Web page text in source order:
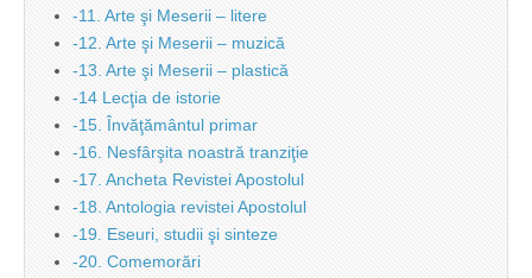
-11. Arte şi Meserii – litere
-12. Arte şi Meserii – muzică
-13. Arte şi Meserii – plastică
-14 Lecţia de istorie
-15. Învăţământul primar
-16. Nesfârşita noastră tranziţie
-17. Ancheta Revistei Apostolul
-18. Antologia revistei Apostolul
-19. Eseuri, studii şi sinteze
-20. Comemorări